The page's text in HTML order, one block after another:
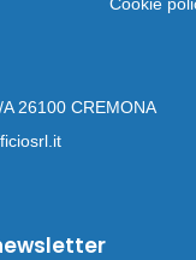
26100 CREMONA